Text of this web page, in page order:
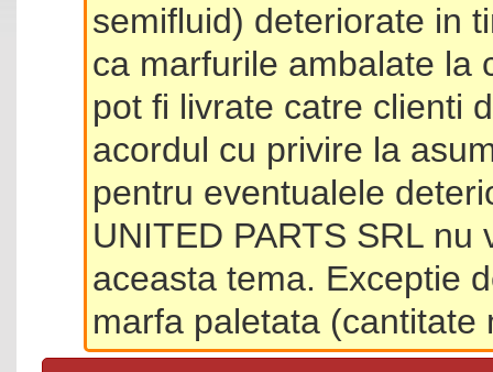
semifluid) deteriorate in
ca marfurile ambalate la
pot fi livrate catre clienti
acordul cu privire la
pentru eventualele
UNITED PARTS SRL
aceasta tema. Exceptie
marfa paletata (cantitate